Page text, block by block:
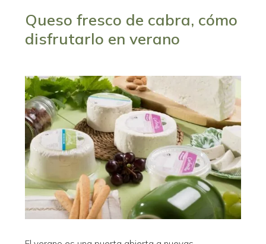
Queso fresco de cabra, cómo
disfrutarlo en verano